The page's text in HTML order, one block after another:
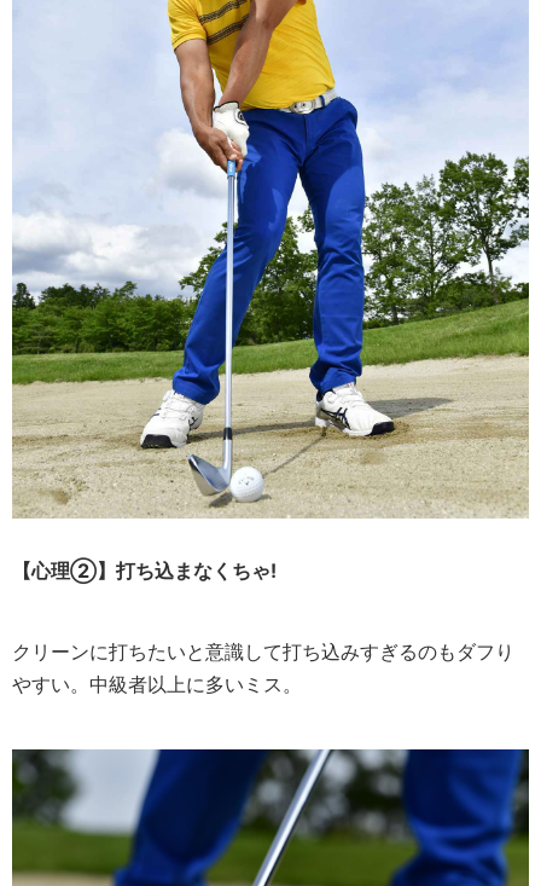
【心理②】打ち込まなくちゃ!
クリーンに打ちたいと意識して打ち込みすぎるのもダフり
やすい。中級者以上に多いミス。